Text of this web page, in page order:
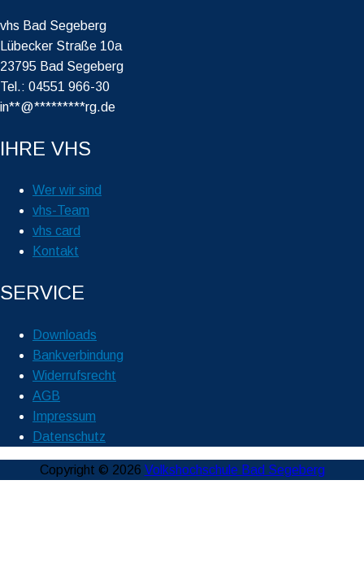
vhs Bad Segeberg
Lübecker Straße 10a
23795 Bad Segeberg
Tel.: 04551 966-30
in**@*********rg.de
IHRE VHS
Wer wir sind
vhs-Team
vhs card
Kontakt
SERVICE
Downloads
Bankverbindung
Widerrufsrecht
AGB
Impressum
Datenschutz
Copyright © 2026 Volkshochschule Bad Segeberg